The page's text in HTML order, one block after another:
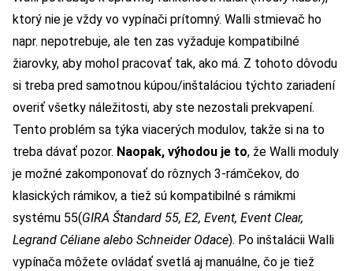
ktorý nie je vždy vo vypínači prítomný. Walli stmievač ho
napr. nepotrebuje, ale ten zas vyžaduje kompatibilné
žiarovky, aby mohol pracovať tak, ako má. Z tohoto dôvodu
si treba pred samotnou kúpou/inštaláciou týchto zariadení
overiť všetky náležitosti, aby ste nezostali prekvapení.
Tento problém sa týka viacerých modulov, takže si na to
treba dávať pozor. Naopak, výhodou je to, že Walli moduly
je možné zakomponovať do rôznych 3-rámčekov, do
klasických rámikov, a tiež sú kompatibilné s rámikmi
systému 55(GIRA Štandard 55, E2, Event, Event Clear,
Legrand Céliane alebo Schneider Odace). Po inštalácii Walli
vypínača môžete ovládať svetlá aj manuálne, čo je tiež